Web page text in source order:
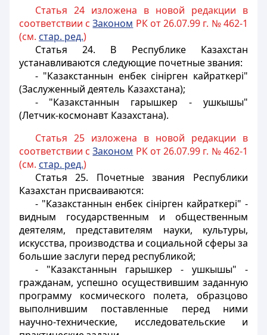
Статья 24 изложена в новой редакции в
соответствии сЗаконом РК от 26.07.99 г. № 462-1
(см. стар. ред.)
Статья 24. В Республике Казахстан
устанавливаются следующие почетные звания:
- "Казакстаннын енбек сiнiрген кайраткерi"
(Заслуженный деятель Казахстана);
- "Казакстаннын гарышкер - ушкышы"
(Летчик-космонавт Казахстана).
Статья 25 изложена в новой редакции в
соответствии сЗаконом РК от 26.07.99 г. № 462-1
(см. стар. ред.)
Статья 25. Почетные звания Республики
Казахстан присваиваются:
- "Казакстаннын енбек сiнiрген кайраткерi" -
видным государственным и общественным
деятелям, представителям науки, культуры,
искусства, производства и социальной сферы за
большие заслуги перед республикой;
- "Казакстаннын гарышкер - ушкышы" -
гражданам, успешно осуществившим заданную
программу космического полета, образцово
выполнившим поставленные перед ними
научно-технические, исследовательские и